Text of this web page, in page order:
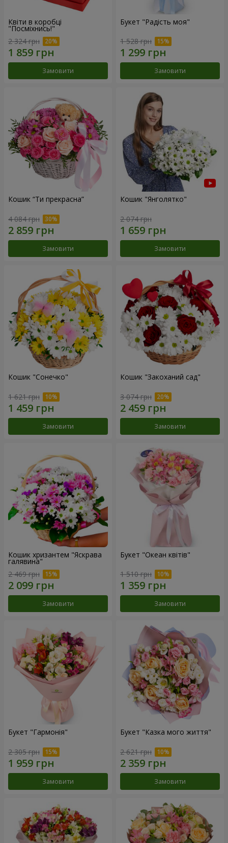
Квіти в коробці
"Посміхнись!"
2 324 грн
Замовити
Букет "Радість моя"
1 528 грн
Замовити
Кошик “Ти прекрасна”
4 084 грн
Замовити
Кошик "Янголятко"
2 074 грн
Замовити
Кошик "Сонечко"
1 621 грн
Замовити
Кошик "Закоханий сад"
3 074 грн
Замовити
Кошик хризантем "Яскрава
галявина"
2 469 грн
Замовити
Букет "Океан квітів"
1 510 грн
Замовити
Букет "Гармонія"
2 305 грн
Замовити
Букет "Казка мого життя"
2 621 грн
Замовити